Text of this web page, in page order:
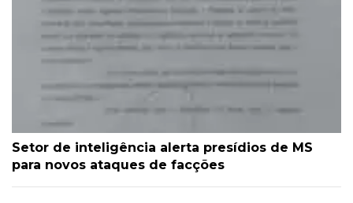
Setor de inteligência alerta presídios de MS
para novos ataques de facções